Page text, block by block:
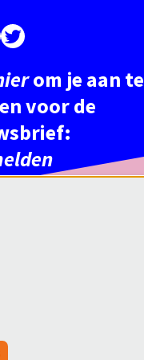
om je aan te
voor de